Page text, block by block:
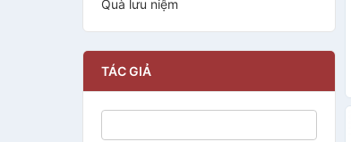
Quà lưu niệm
TÁC GIẢ